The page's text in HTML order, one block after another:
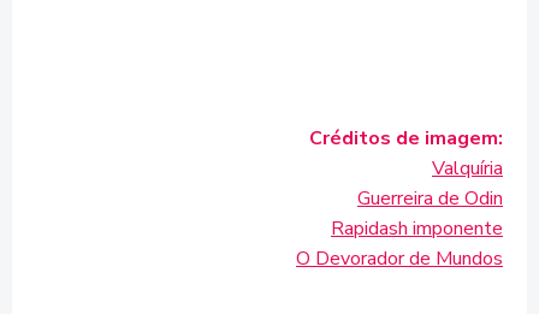
Créditos de imagem:
Valquíria
Guerreira de Odin
Rapidash imponente
O Devorador de Mundos